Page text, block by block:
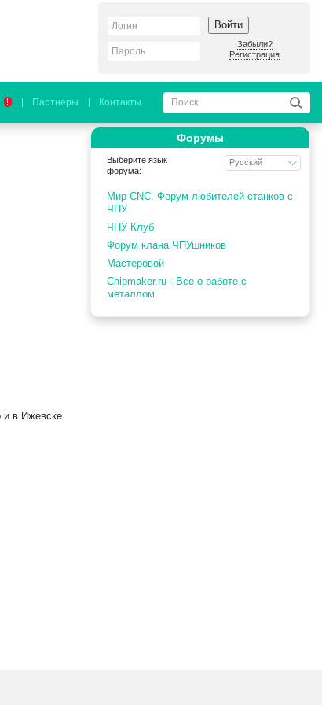
Войти
Забыли?
Регистрация
! Партнеры Контакты
и в Ижевске
Форумы
Выберите язык
форума:
Русский
Мир CNC. Форум любителей станков с
ЧПУ
ЧПУ Клуб
Форум клана ЧПУшников
Мастеровой
Chipmaker.ru - Все о работе с
металлом